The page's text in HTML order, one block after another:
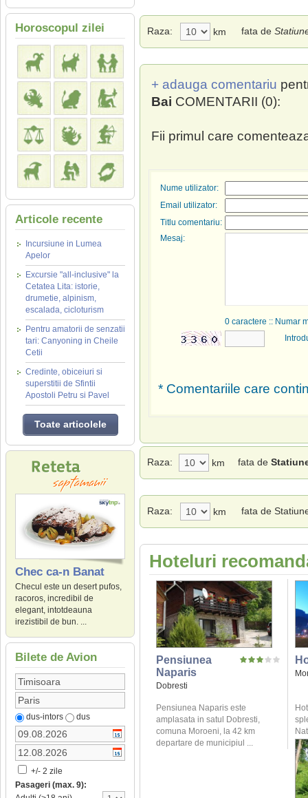
Horoscopul zilei
Articole recente
Incursiune in Lumea
Apelor
Excursie "all-inclusive" la
Cetatea Lita: istorie,
drumetie, alpinism,
escalada, cicloturism
Pentru amatorii de senzatii
tari: Canyoning in Cheile
Cetii
Credinte, obiceiuri si
superstitii de Sfintii
Apostoli Petru si Pavel
Toate articolele
Chec ca-n Banat
Checul este un desert pufos,
racoros, incredibil de
elegant, intotdeauna
irezistibil de bun. ...
Bilete de Avion
dus-intors dus
+/- 2 zile
Pasageri (max. 9):
Raza: km fata de
+ adauga comentariu
Bai COMENTARII (0):
Fii primul care
Nume utilizator:
Email utilizator:
Titlu comentariu:
Mesaj:
0 caractere :: Numar
* Comentariile care
Raza: km fata de
Raza: km fata de
Hoteluri
Pensiunea
Naparis
Dobresti
Pensiunea Naparis este
amplasata in satul Dobresti,
comuna Moroeni, la 42 km
departare de municipiul ...